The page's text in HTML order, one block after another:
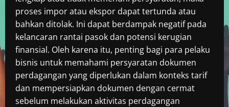
proses impor atau ekspor dapat tertunda atau
bahkan ditolak. Ini dapat berdampak negatif pada
kelancaran rantai pasok dan potensi kerugian
finansial. Oleh karena itu, penting bagi para pelaku
bisnis untuk memahami persyaratan dokumen
perdagangan yang diperlukan dalam konteks tarif
dan mempersiapkan dokumen dengan cermat
sebelum melakukan aktivitas perdagangan